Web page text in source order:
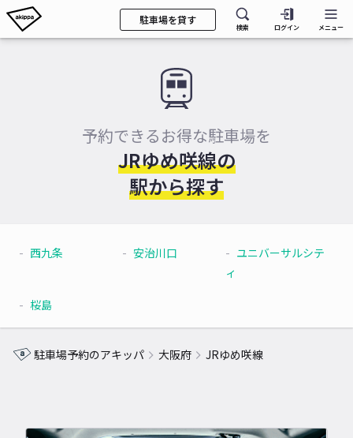
駐車場を貸す
検索 ログイン メニュー
予約できるお得な駐車場を
JRゆめ咲線の
駅から探す
西九条 安治川口
ユニバーサルシテ
ィ
桜島
駐車場予約のアキッパ 大阪府 JRゆめ咲線